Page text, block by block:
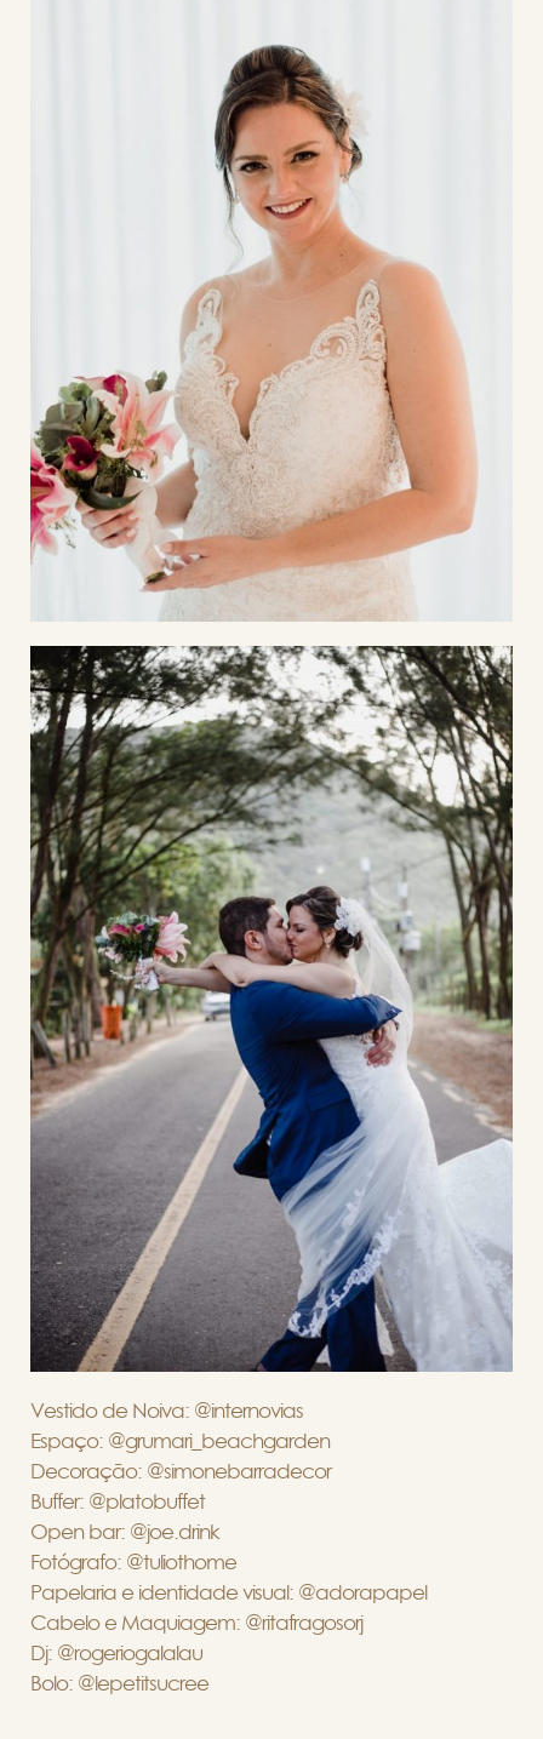
Vestido de Noiva: @internovias
Espaço: @grumari_beachgarden
Decoração: @simonebarradecor
Buffer: @platobuffet
Open bar: @joe.drink
Fotógrafo: @tuliothome
Papelaria e identidade visual: @adorapapel
Cabelo e Maquiagem: @ritafragosorj
Dj: @rogeriogalalau
Bolo: @lepetitsucree